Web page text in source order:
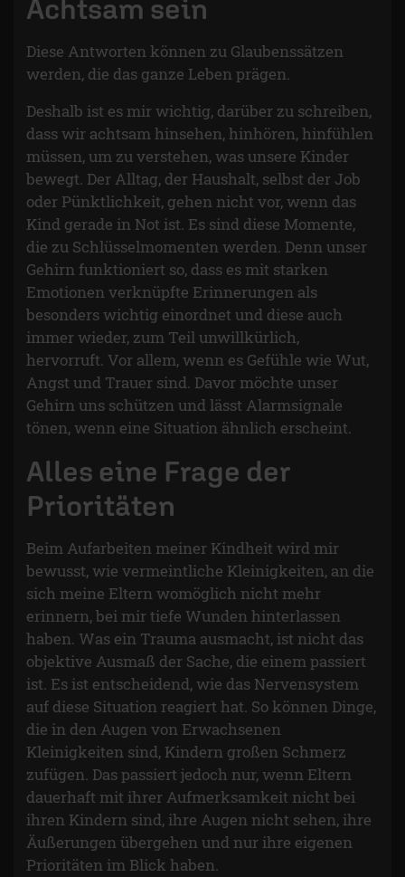
Achtsam sein
Diese Antworten können zu Glaubenssätzen
werden, die das ganze Leben prägen.
Deshalb ist es mir wichtig, darüber zu schreiben,
dass wir achtsam hinsehen, hinhören, hinfühlen
müssen, um zu verstehen, was unsere Kinder
bewegt. Der Alltag, der Haushalt, selbst der Job
oder Pünktlichkeit, gehen nicht vor, wenn das
Kind gerade in Not ist. Es sind diese Momente,
die zu Schlüsselmomenten werden. Denn unser
Gehirn funktioniert so, dass es mit starken
Emotionen verknüpfte Erinnerungen als
besonders wichtig einordnet und diese auch
immer wieder, zum Teil unwillkürlich,
hervorruft. Vor allem, wenn es Gefühle wie Wut,
Angst und Trauer sind. Davor möchte unser
Gehirn uns schützen und lässt Alarmsignale
tönen, wenn eine Situation ähnlich erscheint.
Alles eine Frage der
Prioritäten
Beim Aufarbeiten meiner Kindheit wird mir
bewusst, wie vermeintliche Kleinigkeiten, an die
sich meine Eltern womöglich nicht mehr
erinnern, bei mir tiefe Wunden hinterlassen
haben. Was ein Trauma ausmacht, ist nicht das
objektive Ausmaß der Sache, die einem passiert
ist. Es ist entscheidend, wie das Nervensystem
auf diese Situation reagiert hat. So können Dinge,
die in den Augen von Erwachsenen
Kleinigkeiten sind, Kindern großen Schmerz
zufügen. Das passiert jedoch nur, wenn Eltern
dauerhaft mit ihrer Aufmerksamkeit nicht bei
ihren Kindern sind, ihre Augen nicht sehen, ihre
Äußerungen übergehen und nur ihre eigenen
Prioritäten im Blick haben.